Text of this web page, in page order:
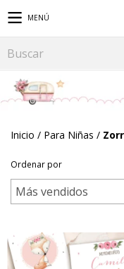
MENÚ
Inicio / Para Niñas /
Ordenar por